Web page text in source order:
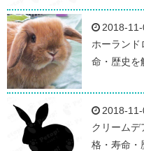
2018-11-
ホーランド
命・歴史を
2018-11-
クリームデ
格・寿命・